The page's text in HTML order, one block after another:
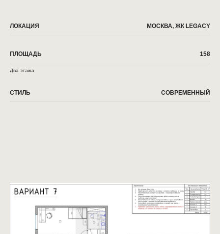
ЛОКАЦИЯ МОСКВА, ЖК LEGACY
ПЛОЩАДЬ 158
Два этажа
СТИЛЬ СОВРЕМЕННЫЙ